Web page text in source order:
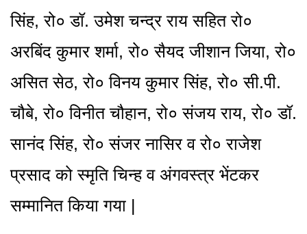
सिंह, रो० डॉ. उमेश चन्द्र राय सहित रो०
अरबिंद कुमार शर्मा, रो० सैयद जीशान जिया, रो०
असित सेठ, रो० विनय कुमार सिंह, रो० सी.पी.
चौबे, रो० विनीत चौहान, रो० संजय राय, रो० डॉ.
सानंद सिंह, रो० संजर नासिर व रो० राजेश
प्रसाद को स्मृति चिन्ह व अंगवस्त्र भेंटकर
सम्मानित किया गया |